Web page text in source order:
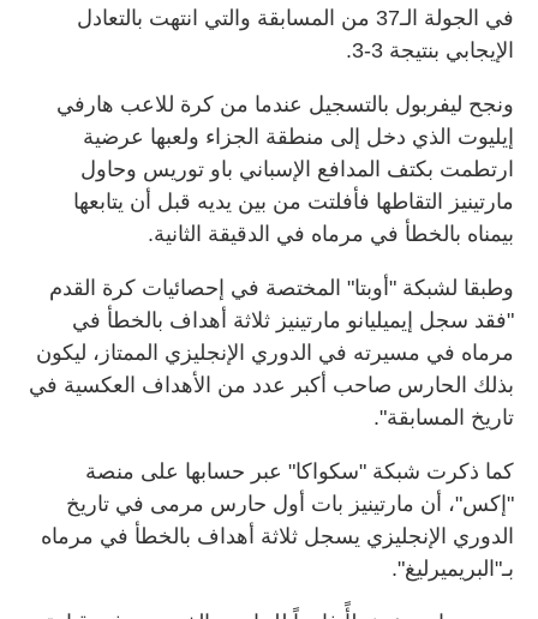
في الجولة الـ37 من المسابقة والتي انتهت بالتعادل
الإيجابي بنتيجة 3-3.
ونجح ليفربول بالتسجيل عندما من كرة للاعب هارفي
إيليوت الذي دخل إلى منطقة الجزاء ولعبها عرضية
ارتطمت بكتف المدافع الإسباني باو توريس وحاول
مارتينيز التقاطها فأفلتت من بين يديه قبل أن يتابعها
بيمناه بالخطأ في مرماه في الدقيقة الثانية.
وطبقا لشبكة "أوبتا" المختصة في إحصائيات كرة القدم
"فقد سجل إيميليانو مارتينيز ثلاثة أهداف بالخطأ في
مرماه في مسيرته في الدوري الإنجليزي الممتاز، ليكون
بذلك الحارس صاحب أكبر عدد من الأهداف العكسية في
تاريخ المسابقة".
كما ذكرت شبكة "سكواكا" عبر حسابها على منصة
"إكس"، أن مارتينيز بات أول حارس مرمى في تاريخ
الدوري الإنجليزي يسجل ثلاثة أهداف بالخطأ في مرماه
بـ"البريميرليغ".